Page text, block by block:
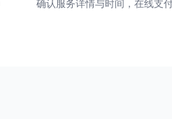
确认服务详情与时间，在线支